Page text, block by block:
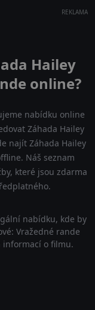
REKLAMA
Hailey
online?
nabídku online
Záhada Hailey
najít Záhada Hailey
Náš seznam
které jsou zdarma
nabídku, kde by
Vražedné rande
informací o filmu.